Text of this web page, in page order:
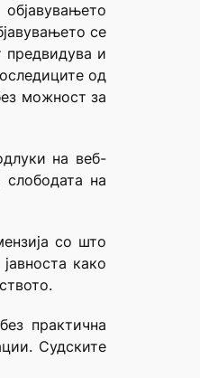
се
предвидува и
од
можност за
на веб-
на
со што
како
практична
Судските